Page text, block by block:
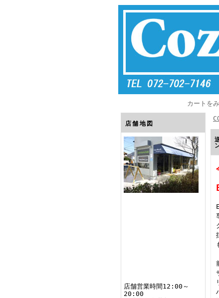
カートを
店舗地図
店舗営業時間12:00～
20:00